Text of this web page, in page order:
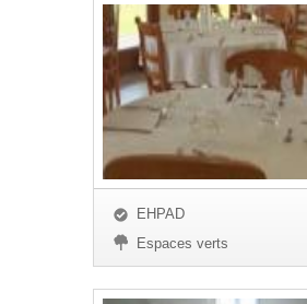
EHPAD
Espaces verts